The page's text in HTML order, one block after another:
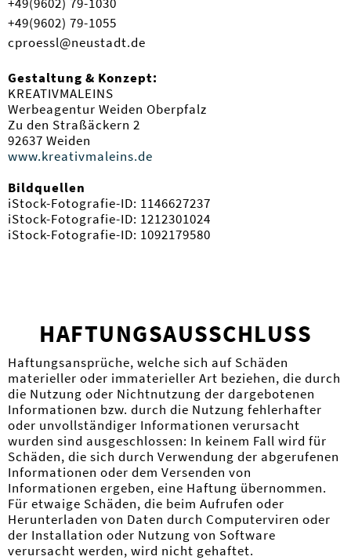
+49(9602) 79-1055
cproessl@neustadt.de
Gestaltung & Konzept:
KREATIVMALEINS
Werbeagentur Weiden Oberpfalz
Zu den Straßäckern 2
92637 Weiden
www.kreativmaleins.de
Bildquellen
iStock-Fotografie-ID: 1146627237
iStock-Fotografie-ID: 1212301024
iStock-Fotografie-ID: 1092179580
HAFTUNGS­AUSSCHLUSS
Haftungsansprüche, welche sich auf Schäden
materieller oder immaterieller Art beziehen, die durch
die Nutzung oder Nichtnutzung der dargebotenen
Informationen bzw. durch die Nutzung fehlerhafter
oder unvollständiger Informationen verursacht
wurden sind ausgeschlossen: In keinem Fall wird für
Schäden, die sich durch Verwendung der abgerufenen
Informationen oder dem Versenden von
Informationen ergeben, eine Haftung übernommen.
Für etwaige Schäden, die beim Aufrufen oder
Herunterladen von Daten durch Computerviren oder
der Installation oder Nutzung von Software
verursacht werden, wird nicht gehaftet.